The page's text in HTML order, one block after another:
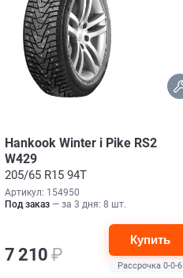
Hankook Winter i Pike RS2
W429
205/65 R15 94T
Артикул: 154950
Под заказ — за 3 дня: 8 шт.
7 210₽
Купить
Рассрочка 0-0-6